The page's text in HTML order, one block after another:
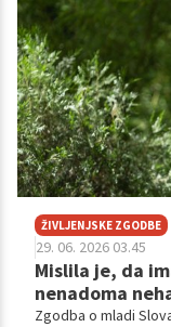
ŽIVLJENJSKE ZGODBE
29. 06. 2026 03.45
Mislila je, da
nenadoma
Zgodba o mladi